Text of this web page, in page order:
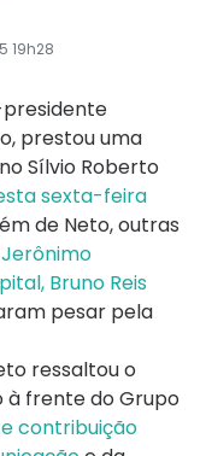
19h28
prestou uma
Sílvio Roberto
sexta-feira
de Neto, outras
Bruno Reis
pesar pela
ressaltou o
à frente do Grupo
contribuição